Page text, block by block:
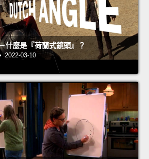
什麼是『荷蘭式鏡頭』？
2022-03-10